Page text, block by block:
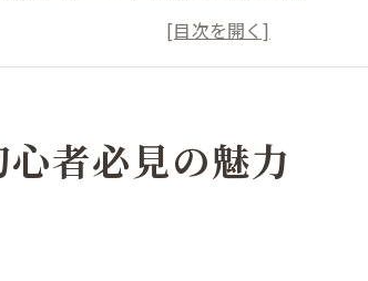
シーシャ初心者におすすめのフレーバー
渋谷のシーシャカフェの魅力
シーシャ初心者が知っておくべき用語
シャ初心者が渋谷で楽しむためのステップ
者必見の魅力